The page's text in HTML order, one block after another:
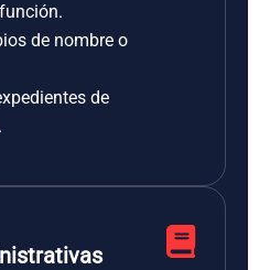
de nombre o
de